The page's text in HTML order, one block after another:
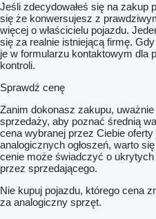
Gniazdo elektryczne
System linek ściągających
Wyposażenie opcjonalne
- podest roboczy na przedniej
- plandeka ze stelażem
- dodatkowy rząd burt
800+800+800 mm
- instalacja pneumatyczna i
przyczepy
- tylny zaczep automatyczny
- wzmocnienie ramy górnej
- blacha podłogowa 4 mm
- oświetlenie LED na przyczepie
Ogumienie:
- 385/65R22,5
Jeśli zdecydowałeś się na zakup
się że konwersujesz z
więcej o właścicielu pojazdu.
się za realnie istniejącą firmę.
je w formularzu kontaktowym dla
kontroli.
Sprawdź cenę
Zanim dokonasz zakupu,
sprzedaży, aby poznać średnią
cena wybranej przez Ciebie
analogicznych ogłoszeń, warto
cenie może świadczyć o
przez sprzedającego.
Nie kupuj pojazdu, którego cena
za analogiczny sprzęt.